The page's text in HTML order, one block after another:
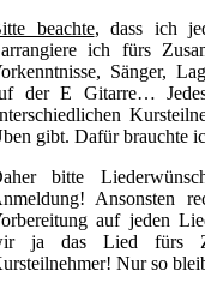
beachte, dass ich
ich fürs
Sänger,
der E Gitarre…
gibt. Dafür brauchte
bitte
Ansonsten
auf jeden
ja das Lied fürs
Nur so